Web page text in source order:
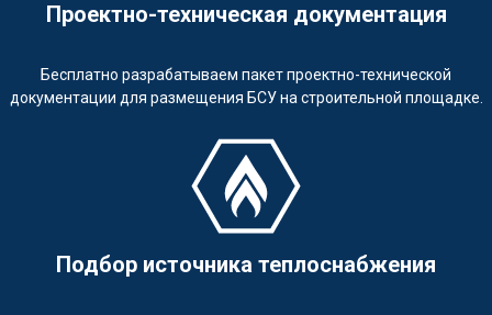
Проектно-техническая документация
Бесплатно разрабатываем пакет проектно-технической
документации для размещения БСУ на строительной площадке.
Подбор источника теплоснабжения